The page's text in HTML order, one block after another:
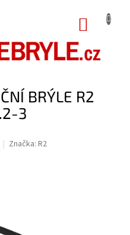
BRÝLE R2
3
Značka: R2